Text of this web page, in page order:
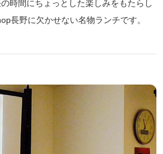
時間にちょっとした楽しみをもたらし
長野に欠かせない名物ランチです。